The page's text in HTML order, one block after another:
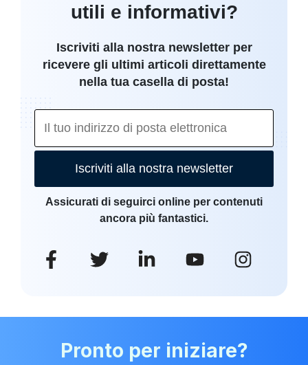
utili e informativi?
Iscriviti alla nostra newsletter per
ricevere gli ultimi articoli direttamente
nella tua casella di posta!
Iscriviti alla nostra newsletter
Assicurati di seguirci online per contenuti
ancora più fantastici.
Pronto per iniziare?